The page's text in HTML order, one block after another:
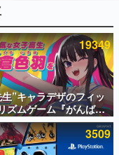
19349
”キャラデザのフィッ
ズムゲーム『がんば
リズム』Steamストア
公開。キャラクターの
葵ゅかさん
3509